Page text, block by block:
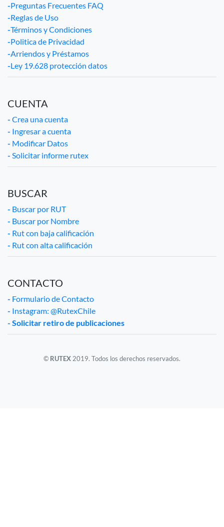
-Preguntas Frecuentes FAQ
-Reglas de Uso
-Términos y Condiciones
-Politica de Privacidad
-Arriendos y Préstamos
-Ley 19.628 protección datos
CUENTA
- Crea una cuenta
- Ingresar a cuenta
- Modificar Datos
- Solicitar informe rutex
BUSCAR
- Buscar por RUT
- Buscar por Nombre
- Rut con baja calificación
- Rut con alta calificación
CONTACTO
- Formulario de Contacto
- Instagram: @RutexChile
- Solicitar retiro de publicaciones
© RUTEX 2019. Todos los derechos reservados.